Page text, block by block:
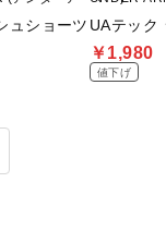
ュショーツ UAテック
￥1,980
値下げ